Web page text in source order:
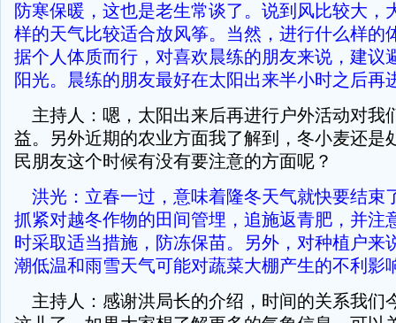
防寒保暖，这也是老生常谈了。说到风比较大，
样的天气比较适合放风筝。当然，进行什么样的
据个人体质而行，对喜欢晨练的朋友来说，建议
阳光。晨练的朋友最好在太阳出来半小时之后再
主持人：嗯，太阳出来后再进行户外活动对我
益。另外近期的农业方面我了解到，冬小麦还是
民朋友这个时候有没有要注意的方面呢？
洪光：立春一过，意味着隆冬天气就快要结束
抓紧对越冬作物的田间管埋，追施返青肥，并注
时采取适当措施，防冻保苗。另外，对种植户来
潮低温和雨雪天气可能对蔬菜大棚产生的不利影
主持人：感谢洪局长的介绍，时间的关系我们